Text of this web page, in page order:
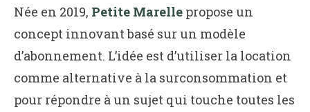
Née en 2019, Petite Marelle propose un
concept innovant basé sur un modèle
d’abonnement. L’idée est d’utiliser la location
comme alternative à la surconsommation et
pour répondre à un sujet qui touche toutes les